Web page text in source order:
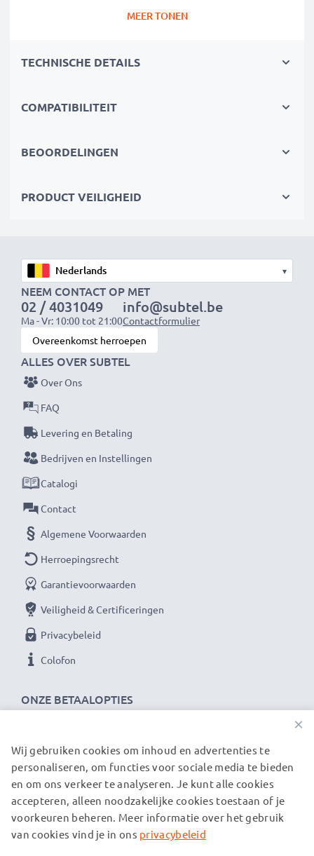
voor wereldwijd gebruik
✔Gecertificeerde veiligheid
oververhitting en kortsluiting
Compact & reisklaar
Snelle laadtijden
1x 1000mAh accu:ca. 2 uur
1x 2000mAh accu: ca. 4 uur
1x 3000mAh accu:ca. 6 uur
OPMERKING:Laad je batterijen vóór het eerste
gebruik volledig op voor optimale prestaties en
levensduur.
compacte LCD-batterijlader van CELLONIC. Bestel
nu met snelle levering en 3 jaar garantie!
MEER TONEN
TECHNISCHE DETAILS
COMPATIBILITEIT
BEOORDELINGEN
PRODUCT VEILIGHEID
▾
NEEM CONTACT OP MET
02 / 4031049
Ma - Vr: 10:00 tot 21:00
info@subtel.be
Contactformulier
Overeenkomst herroepen
ONZE BETAALOPTIES
ALLES OVER SUBTEL
Over Ons
FAQ
Levering en Betaling
Bedrijven en Instellingen
Catalogi
Contact
Algemene Voorwaarden
Herroepingsrecht
Garantievoorwaarden
Veiligheid & Certificeringen
Privacybeleid
Colofon
ONZE VERZENDPARTNERS
© subtel.be 2026
Alle prijzen zijn inclusief btw en exclusief verzendkosten.
Houd er rekening mee dat alle genoemde handelsmerken de
×
Wij gebruiken cookies om inhoud en advertenties te
personaliseren, om functies voor sociale media te bieden
en om ons verkeer te analyseren. Je kunt alle cookies
accepteren, alleen noodzakelijke cookies toestaan of je
voorkeuren beheren. Meer informatie over het gebruik
van cookies vind je in ons privacybeleid